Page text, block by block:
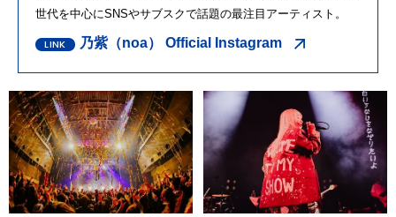
世代を中心にSNSやサブスクで話題の最注目アーティスト。
乃紫（noa） Official Instagram